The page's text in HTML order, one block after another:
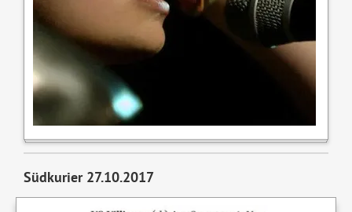
Südkurier 27.10.2017